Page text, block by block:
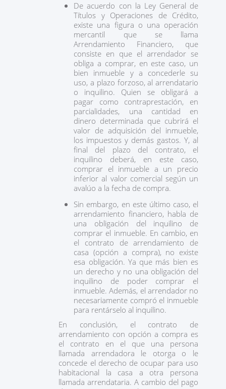
De acuerdo con la Ley General de
Títulos y Operaciones de Crédito,
existe una figura o una operación
mercantil que se llama
Arrendamiento Financiero, que
consiste en que el arrendador se
obliga a comprar, en este caso, un
bien inmueble y a concederle su
uso, a plazo forzoso, al arrendatario
o inquilino. Quien se obligará a
pagar como contraprestación, en
parcialidades, una cantidad en
dinero determinada que cubrirá el
valor de adquisición del inmueble,
los impuestos y demás gastos. Y, al
final del plazo del contrato, el
inquilino deberá, en este caso,
comprar el inmueble a un precio
inferior al valor comercial según un
avalúo a la fecha de compra.
Sin embargo, en este último caso, el
arrendamiento financiero, habla de
una obligación del inquilino de
comprar el inmueble. En cambio, en
el contrato de arrendamiento de
casa (opción a compra), no existe
esa obligación. Ya que más bien es
un derecho y no una obligación del
inquilino de poder comprar el
inmueble. Además, el arrendador no
necesariamente compró el inmueble
para rentárselo al inquilino.
En conclusión, el contrato de
arrendamiento con opción a compra es
el contrato en el que una persona
llamada arrendadora le otorga o le
concede el derecho de ocupar para uso
habitacional la casa a otra persona
llamada arrendataria. A cambio del pago